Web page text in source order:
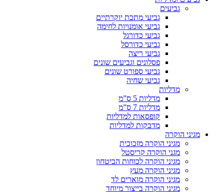
גביעים
גביעי מתכת יוקרתיים
גביעי אומנויות לחימה
גביעי כדורגל
גביעי כדורסל
גביעי ריצה
פסלונים וגביעים שונים
גביעי ספורט שונים
גביעי שחיה
מדליות
מדליות 5 ס”מ
מדליות 7 ס”מ
קופסאות למדליות
מדבקות למדליות
מגיני הוקרה
מגיני הוקרה מזכוכית
מגני הוקרה קריסטל
מגיני הוקרה לכוחות הביטחון
מגיני הוקרה מעץ
מגיני הוקרה מוארים לד
מגיני הוקרה בייצור מיוחד